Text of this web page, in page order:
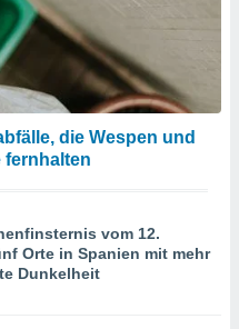
die Wespen und
fernhalten
vom 12.
Orte in Spanien mit mehr
Dunkelheit